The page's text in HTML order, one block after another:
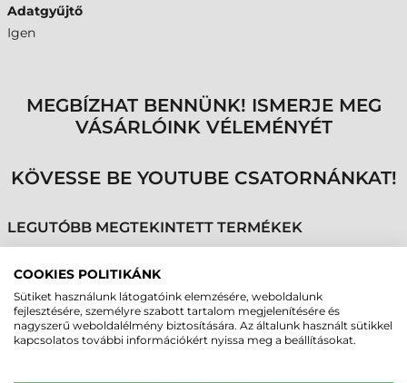
Adatgyűjtő
Igen
MEGBÍZHAT BENNÜNK! ISMERJE MEG
VÁSÁRLÓINK VÉLEMÉNYÉT
KÖVESSE BE YOUTUBE CSATORNÁNKAT!
LEGUTÓBB MEGTEKINTETT TERMÉKEK
HONEYWELL TÖLTŐ, 4
AKKUMULÁTOR
(NORMÁL ÉS NAGY
MÉRETŰ) RÉSZÉRE
COOKIES POLITIKÁNK
Sütiket használunk látogatóink elemzésére, weboldalunk
fejlesztésére, személyre szabott tartalom megjelenítésére és
nagyszerű weboldalélmény biztosítására. Az általunk használt sütikkel
kapcsolatos további információkért nyissa meg a beállításokat.